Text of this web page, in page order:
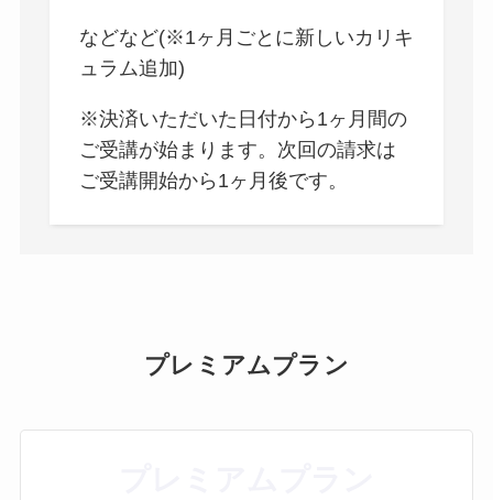
などなど(※1ヶ月ごとに新しいカリキ
ュラム追加)
※決済いただいた日付から1ヶ月間の
ご受講が始まります。次回の請求は
ご受講開始から1ヶ月後です。
プレミアムプラン